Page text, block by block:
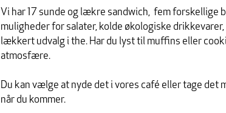
Vi har 17 sunde og lækre sandwich, fem
muligheder for salater, kolde økologiske
lækkert udvalg i the. Har du lyst til muffins eller
atmosfære.
Du kan vælge at nyde det i vores café eller tage det
når du kommer.